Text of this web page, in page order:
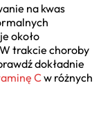
na kwas
około
trakcie choroby
dokładnie
Cw różnych